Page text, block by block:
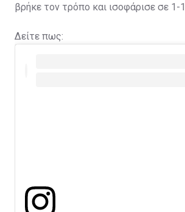
βρήκε τον τρόπο και ισοφάρισε σε 1-1.
Δείτε πως: